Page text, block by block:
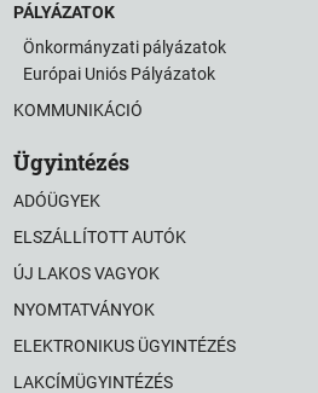
PÁLYÁZATOK
Önkormányzati pályázatok
Európai Uniós Pályázatok
KOMMUNIKÁCIÓ
Ügyintézés
ADÓÜGYEK
ELSZÁLLÍTOTT AUTÓK
ÚJ LAKOS VAGYOK
NYOMTATVÁNYOK
ELEKTRONIKUS ÜGYINTÉZÉS
LAKCÍMÜGYINTÉZÉS